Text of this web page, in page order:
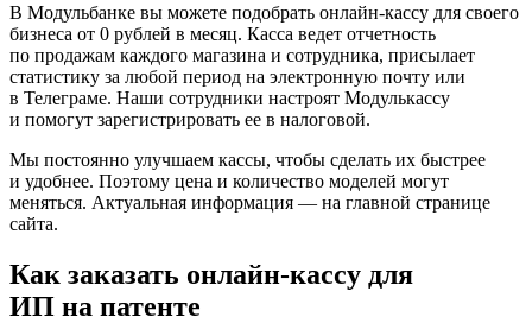
В Модульбанке вы можете подобрать онлайн-кассу для своего
бизнеса от 0 рублей в месяц. Касса ведет отчетность
по продажам каждого магазина и сотрудника, присылает
статистику за любой период на электронную почту или
в Телеграме. Наши сотрудники настроят Модулькассу
и помогут зарегистрировать ее в налоговой.
Мы постоянно улучшаем кассы, чтобы сделать их быстрее
и удобнее. Поэтому цена и количество моделей могут
меняться. Актуальная информация — на главной странице
сайта.
Как заказать онлайн-кассу для
ИП на патенте